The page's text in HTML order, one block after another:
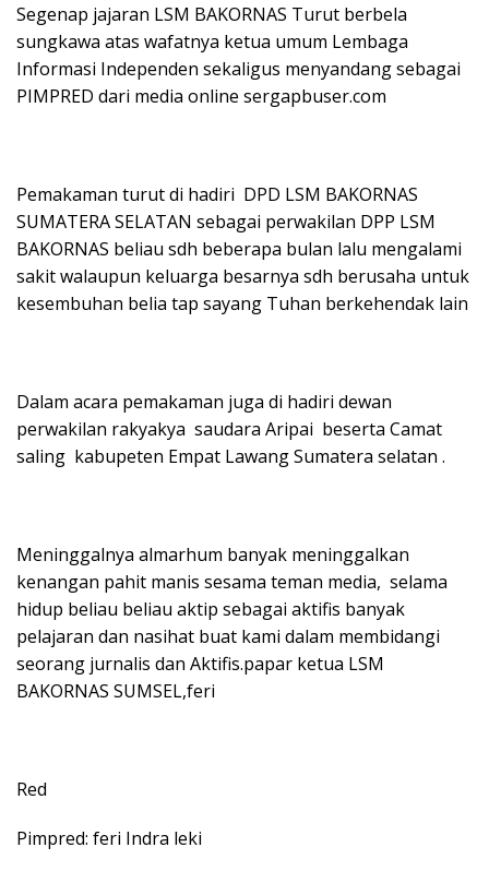
Segenap jajaran LSM BAKORNAS Turut berbela
sungkawa atas wafatnya ketua umum Lembaga
Informasi Independen sekaligus menyandang sebagai
PIMPRED dari media online sergapbuser.com
Pemakaman turut di hadiri DPD LSM BAKORNAS
SUMATERA SELATAN sebagai perwakilan DPP LSM
BAKORNAS beliau sdh beberapa bulan lalu mengalami
sakit walaupun keluarga besarnya sdh berusaha untuk
kesembuhan belia tap sayang Tuhan berkehendak lain
Dalam acara pemakaman juga di hadiri dewan
perwakilan rakyakya saudara Aripai beserta Camat
saling kabupeten Empat Lawang Sumatera selatan .
Meninggalnya almarhum banyak meninggalkan
kenangan pahit manis sesama teman media, selama
hidup beliau beliau aktip sebagai aktifis banyak
pelajaran dan nasihat buat kami dalam membidangi
seorang jurnalis dan Aktifis.papar ketua LSM
BAKORNAS SUMSEL,feri
Red
Pimpred: feri Indra leki